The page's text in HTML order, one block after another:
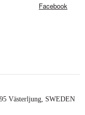
Facebook
Västerljung, SWEDEN